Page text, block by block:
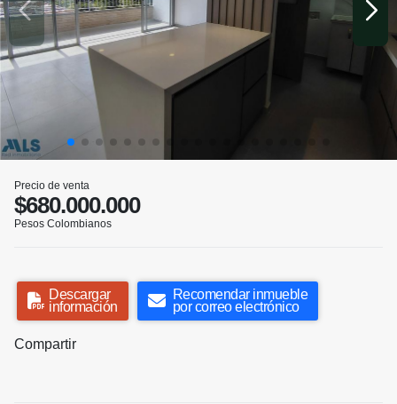
Precio de venta
$680.000.000
Pesos Colombianos
Descargar
información
Recomendar inmueble
por correo electrónico
Compartir